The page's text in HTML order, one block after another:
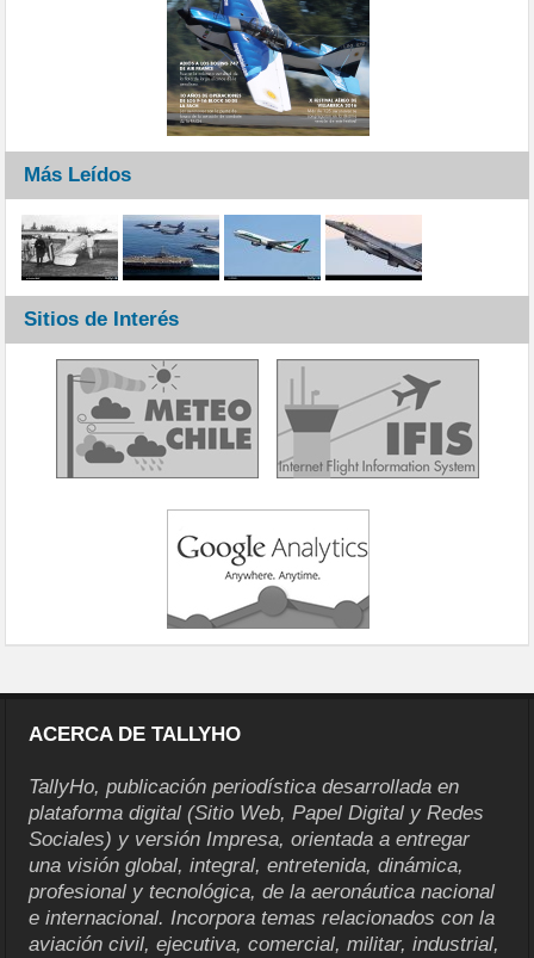
Más Leídos
Sitios de Interés
ACERCA DE TALLYHO
TallyHo, publicación periodística desarrollada en
plataforma digital (Sitio Web, Papel Digital y Redes
Sociales) y versión Impresa, orientada a entregar
una visión global, integral, entretenida, dinámica,
profesional y tecnológica, de la aeronáutica nacional
e internacional. Incorpora temas relacionados con la
aviación civil, ejecutiva, comercial, militar, industrial,